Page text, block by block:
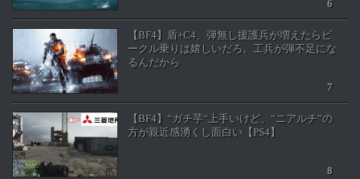
【BF4】盾+C4、弾無し援護兵が増えたらビ
ークル乗りは嬉しいだろ。工兵が弾不足にな
るんだから
【BF4】“ガチ芋“上手いけど、“ニアルチ”の
方が親近感湧くし面白い【PS4】